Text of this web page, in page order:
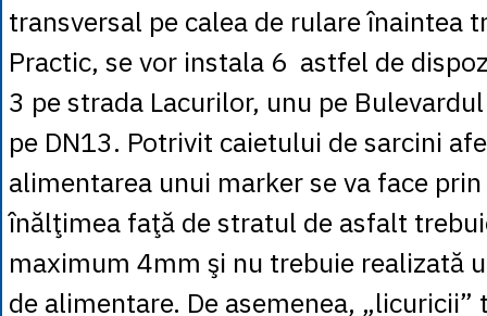
transversal pe calea de rulare înaintea
Practic, se vor instala 6 astfel de
3 pe strada Lacurilor, unu pe
pe DN13. Potrivit caietului de sarcini
alimentarea unui marker se va face
înălţimea faţă de stratul de asfalt
maximum 4mm şi nu trebuie realizată
de alimentare. De asemenea, „licuricii”